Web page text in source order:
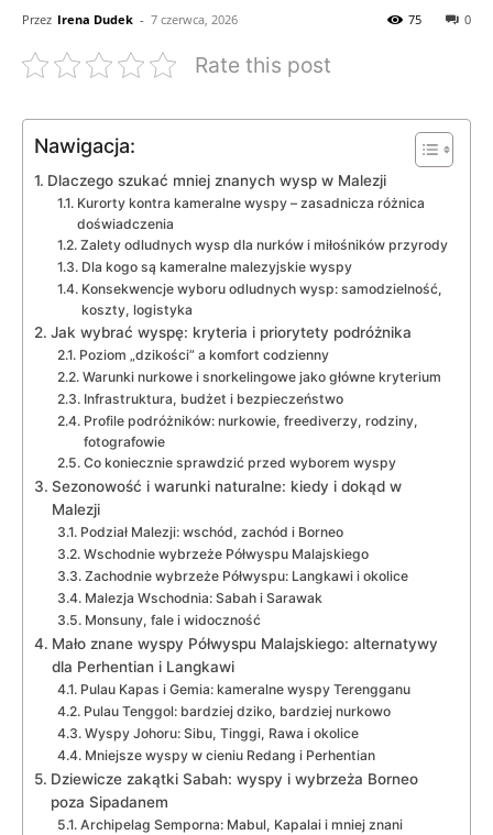
Przez Irena Dudek - 7 czerwca, 2026 0
75
Rate this post
Nawigacja:
Dlaczego szukać mniej znanych wysp w Malezji
Kurorty kontra kameralne wyspy – zasadnicza różnica
doświadczenia
Zalety odludnych wysp dla nurków i miłośników przyrody
Dla kogo są kameralne malezyjskie wyspy
Konsekwencje wyboru odludnych wysp: samodzielność,
koszty, logistyka
Jak wybrać wyspę: kryteria i priorytety podróżnika
Poziom „dzikości” a komfort codzienny
Warunki nurkowe i snorkelingowe jako główne kryterium
Infrastruktura, budżet i bezpieczeństwo
Profile podróżników: nurkowie, freediverzy, rodziny,
fotografowie
Co koniecznie sprawdzić przed wyborem wyspy
Sezonowość i warunki naturalne: kiedy i dokąd w
Malezji
Podział Malezji: wschód, zachód i Borneo
Wschodnie wybrzeże Półwyspu Malajskiego
Zachodnie wybrzeże Półwyspu: Langkawi i okolice
Malezja Wschodnia: Sabah i Sarawak
Monsuny, fale i widoczność
Mało znane wyspy Półwyspu Malajskiego: alternatywy
dla Perhentian i Langkawi
Pulau Kapas i Gemia: kameralne wyspy Terengganu
Pulau Tenggol: bardziej dziko, bardziej nurkowo
Wyspy Johoru: Sibu, Tinggi, Rawa i okolice
Mniejsze wyspy w cieniu Redang i Perhentian
Dziewicze zakątki Sabah: wyspy i wybrzeża Borneo
poza Sipadanem
Archipelag Semporna: Mabul, Kapalai i mniej znani